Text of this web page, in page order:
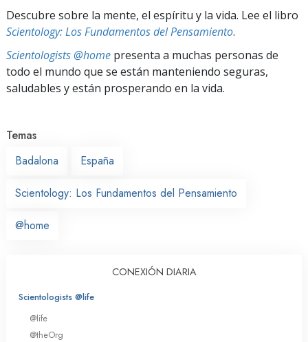
Descubre sobre la mente, el espíritu y la vida. Lee el libro
Scientology: Los Fundamentos del Pensamiento.
Scientologists @home presenta a muchas personas de
todo el mundo que se están manteniendo seguras,
saludables y están prosperando en la vida.
Temas
Badalona
España
Scientology: Los Fundamentos del Pensamiento
@home
CONEXIÓN DIARIA
Scientologists @life
@life
@theOrg